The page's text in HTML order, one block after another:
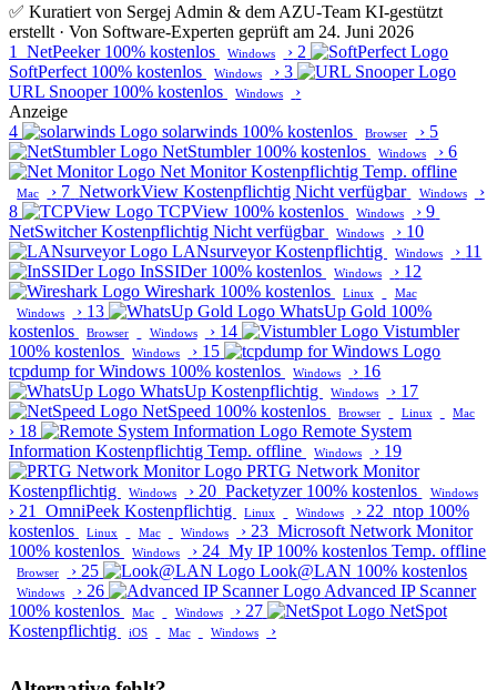
✅ Kuratiert von Sergej Admin & dem AZU-Team KI-gestützt
erstellt · Von Software-Experten geprüft am 24. Juni 2026
1
NetPeeker 100% kostenlos Windows › 2
SoftPerfect 100% kostenlos Windows › 3
URL Snooper 100% kostenlos Windows
›
Anzeige
4
solarwinds 100% kostenlos Browser › 5
NetStumbler 100% kostenlos Windows › 6
Net Monitor Kostenpflichtig Temp. offline
Mac › 7 NetworkView KostenpflichtigNicht verfügbar Windows
›
8
TCPView 100% kostenlos Windows › 9
NetSwitcher Kostenpflichtig Nicht verfügbar Windows › 10
LANsurveyor Kostenpflichtig Windows › 11
InSSIDer 100% kostenlos Windows › 12
Wireshark 100% kostenlos Linux
Mac
Windows
› 13 WhatsUp Gold 100%
kostenlos
Browser Windows › 14
Vistumbler
100% kostenlos
Windows › 15
tcpdump for Windows 100% kostenlos Windows › 16
WhatsUp Kostenpflichtig Windows › 17
NetSpeed 100% kostenlos Browser Linux Mac
› 18
Remote System
Information Kostenpflichtig Temp. offline Windows › 19
PRTG Network Monitor
Kostenpflichtig
Windows › 20 Packetyzer 100% kostenlos Windows
› 21 OmniPeek Kostenpflichtig Linux Windows › 22 ntop 100%
kostenlos
Linux Mac Windows › 23 Microsoft Network Monitor
100% kostenlos
Windows › 24 My IP 100% kostenlosTemp. offline
Browser › 25 Look@LAN 100% kostenlos
Windows › 26
Advanced IP Scanner
100% kostenlos
Mac Windows › 27
NetSpot
Kostenpflichtig
iOS Mac Windows ›